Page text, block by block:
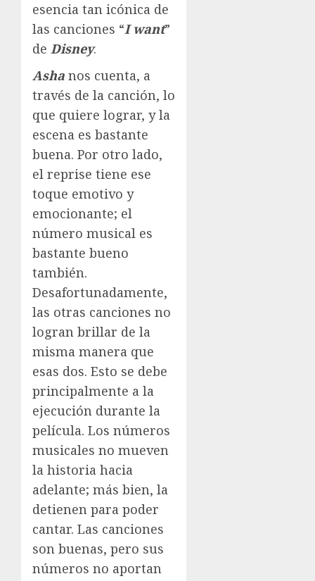
esencia tan icónica de
las canciones “I want”
de Disney.
Asha nos cuenta, a
través de la canción, lo
que quiere lograr, y la
escena es bastante
buena. Por otro lado,
el reprise tiene ese
toque emotivo y
emocionante; el
número musical es
bastante bueno
también.
Desafortunadamente,
las otras canciones no
logran brillar de la
misma manera que
esas dos. Esto se debe
principalmente a la
ejecución durante la
película. Los números
musicales no mueven
la historia hacia
adelante; más bien, la
detienen para poder
cantar. Las canciones
son buenas, pero sus
números no aportan